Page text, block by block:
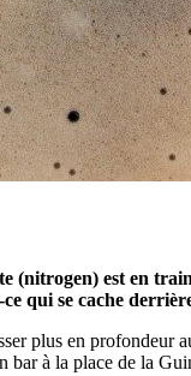
(nitrogen) est en
qui se cache
plus en profondeur
bar à la place de la